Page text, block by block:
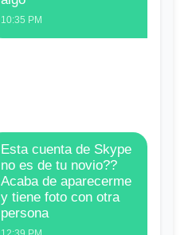
10:35 PM
Esta cuenta de Skype
no es de tu novio??
Acaba de aparecerme
y tiene foto con otra
persona